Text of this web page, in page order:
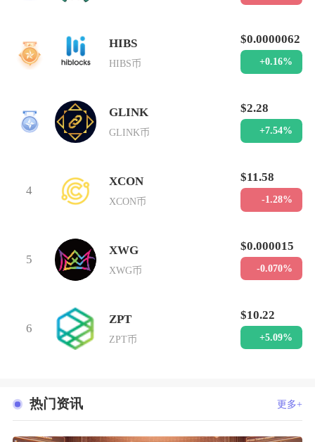
2
HIBS
HIBS币
$0.0000062
+0.16%
3
GLINK
GLINK币
$2.28
+7.54%
4
XCON
XCON币
$11.58
-1.28%
5
XWG
XWG币
$0.000015
-0.070%
6
ZPT
ZPT币
$10.22
+5.09%
热门资讯 更多+